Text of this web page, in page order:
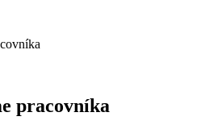
pracovníka